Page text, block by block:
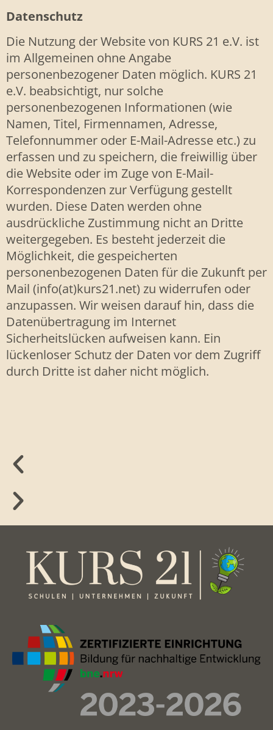
Datenschutz
Die Nutzung der Website von KURS 21 e.V. ist
im Allgemeinen ohne Angabe
personenbezogener Daten möglich. KURS 21
e.V. beabsichtigt, nur solche
personenbezogenen Informationen (wie
Namen, Titel, Firmennamen, Adresse,
Telefonnummer oder E-Mail-Adresse etc.) zu
erfassen und zu speichern, die freiwillig über
die Website oder im Zuge von E-Mail-
Korrespondenzen zur Verfügung gestellt
wurden. Diese Daten werden ohne
ausdrückliche Zustimmung nicht an Dritte
weitergegeben. Es besteht jederzeit die
Möglichkeit, die gespeicherten
personenbezogenen Daten für die Zukunft per
Mail (info(at)kurs21.net) zu widerrufen oder
anzupassen. Wir weisen darauf hin, dass die
Datenübertragung im Internet
Sicherheitslücken aufweisen kann. Ein
lückenloser Schutz der Daten vor dem Zugriff
durch Dritte ist daher nicht möglich.